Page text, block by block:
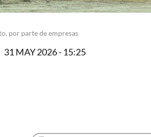
por parte de empresas
31 MAY 2026 - 15:25